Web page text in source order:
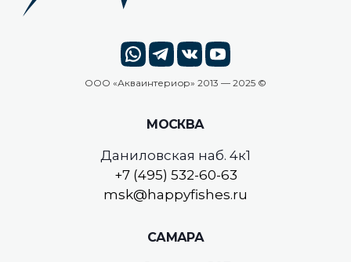
ООО «Акваинтериор» 2013 — 2025 ©
МОСКВА
Даниловская наб. 4к1
+7 (495) 532-60-63
msk@happyfishes.ru
САМАРА